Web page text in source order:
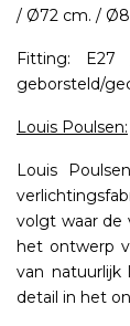
/ Ø72 cm. /
Fitting:
geborsteld/
Louis Poulsen:
Louis
volgt waar de
het ontwerp
van
detail in het